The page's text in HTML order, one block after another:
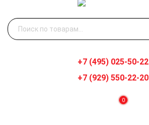
Искать:
0
+7 (495) 025-50-22
+7 (929) 550-22-20